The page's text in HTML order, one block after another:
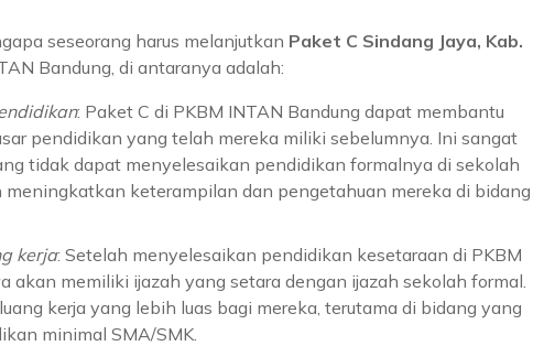
seseorang harus melanjutkan Paket C Sindang Jaya, Kab.
Bandung, di antaranya adalah:
: Paket C di PKBM INTAN Bandung dapat membantu
pendidikan yang telah mereka miliki sebelumnya. Ini sangat
tidak dapat menyelesaikan pendidikan formalnya di sekolah
meningkatkan keterampilan dan pengetahuan mereka di bidang
kerja: Setelah menyelesaikan pendidikan kesetaraan di PKBM
akan memiliki ijazah yang setara dengan ijazah sekolah formal.
kerja yang lebih luas bagi mereka, terutama di bidang yang
minimal SMA/SMK.